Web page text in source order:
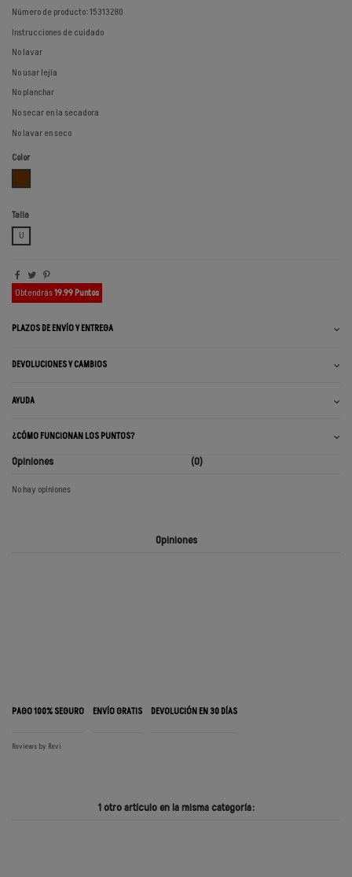
Número de producto: 15313280
Instrucciones de cuidado
No lavar
No usar lejía
No planchar
No secar en la secadora
No lavar en seco
Color
Talla
U
Obtendrás19.99 Puntos
PLAZOS DE ENVÍO Y ENTREGA
DEVOLUCIONES Y CAMBIOS
AYUDA
¿CÓMO FUNCIONAN LOS PUNTOS?
Opiniones (0)
No hay opiniones
Opiniones
PAGO 100% SEGURO ENVÍO GRATIS DEVOLUCIÓN EN 30 DÍAS
Reviews by Revi
1 otro artículo en la misma categoría: